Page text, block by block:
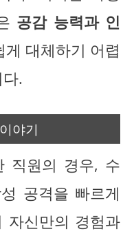
공감 능력과 인
대체하기 어렵
.
야기
직원의 경우, 수
공격을 빠르게
자신만의 경험과